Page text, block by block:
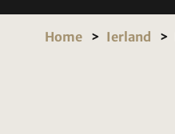
Home Ierland